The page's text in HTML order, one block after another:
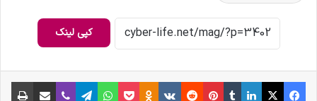
کپی لینک
فیس بوک X لینکدین ‫تامبلر ‫پین‌ترست ‫رددیت ‫VKontakte
‫Odnoklassniki پاکت واتس آپ تلگرام وایبر اشتراک گذاری از طریق ایمیل